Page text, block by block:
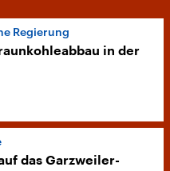
Regierung
in der
das Garzweiler-